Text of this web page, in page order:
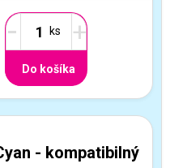
- +
Do košíka
- kompatibilný